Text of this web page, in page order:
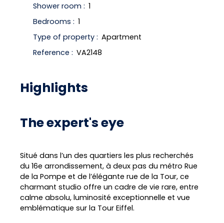
Shower room : 1
Bedrooms : 1
Type of property : Apartment
Reference : VA2148
Highlights
The expert's eye
Situé dans l’un des quartiers les plus recherchés
du 16e arrondissement, à deux pas du métro Rue
de la Pompe et de l’élégante rue de la Tour, ce
charmant studio offre un cadre de vie rare, entre
calme absolu, luminosité exceptionnelle et vue
emblématique sur la Tour Eiffel.